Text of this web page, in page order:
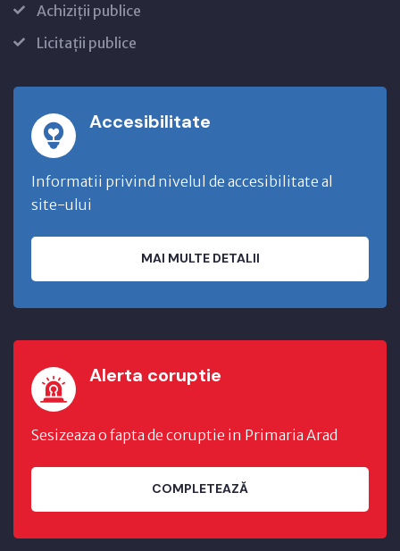
Achiziții publice
Licitații publice
Accesibilitate
Informatii privind nivelul de accesibilitate al
site-ului
MAI MULTE DETALII
Alerta coruptie
Sesizeaza o fapta de coruptie in Primaria Arad
COMPLETEAZĂ